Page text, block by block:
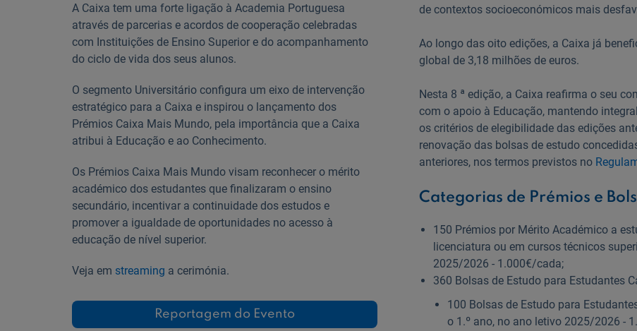
A Caixa tem uma forte ligação à Academia Portuguesa
através de parcerias e acordos de cooperação celebradas
com Instituições de Ensino Superior e do acompanhamento
do ciclo de vida dos seus alunos.
O segmento Universitário configura um eixo de intervenção
estratégico para a Caixa e inspirou o lançamento dos
Prémios Caixa Mais Mundo, pela importância que a Caixa
atribui à Educação e ao Conhecimento.
Os Prémios Caixa Mais Mundo visam reconhecer o mérito
académico dos estudantes que finalizaram o ensino
secundário, incentivar a continuidade dos estudos e
promover a igualdade de oportunidades no acesso à
educação de nível superior.
Veja em streaming a cerimónia.
Reportagem do Evento
de contextos socioeconómicos mais
Ao longo das oito edições, a Caixa já
global de 3,18 milhões de euros.
Nesta 8 ª edição, a Caixa reafirma o seu
com o apoio à Educação, mantendo
os critérios de elegibilidade das edições
renovação das bolsas de estudo
anteriores, nos termos previstos no
Categorias de Prémios e
150 Prémios por Mérito Académico a
licenciatura ou em cursos técnicos
2025/2026 - 1.000€/cada;
360 Bolsas de Estudo para Estudantes
100 Bolsas de Estudo para
o 1.º ano, no ano letivo 2025/2026 -